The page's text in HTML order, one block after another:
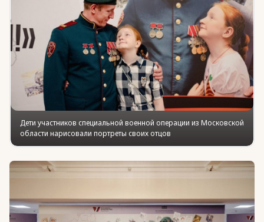
Дети участников специальной военной операции из Московской
области нарисовали портреты своих отцов